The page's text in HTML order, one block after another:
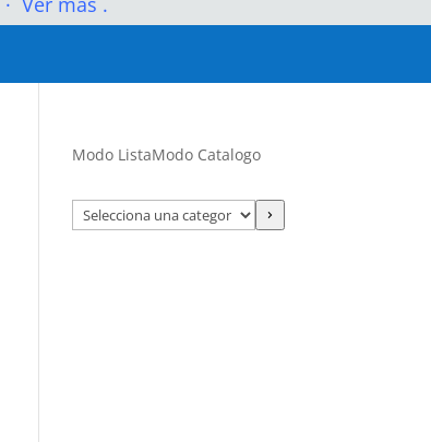
Modo ListaModo Catalogo
Selecciona
una